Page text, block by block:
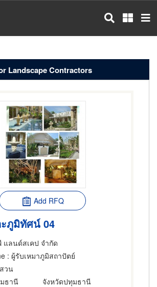
Landscape Contractors
Add RFQ
ภูมิทัศน์ 04
แลนด์สเคป จำกัด
: ผู้รับเหมาภูมิสถาปัตย์
วน
มธานี
จังหวัดปทุมธานี